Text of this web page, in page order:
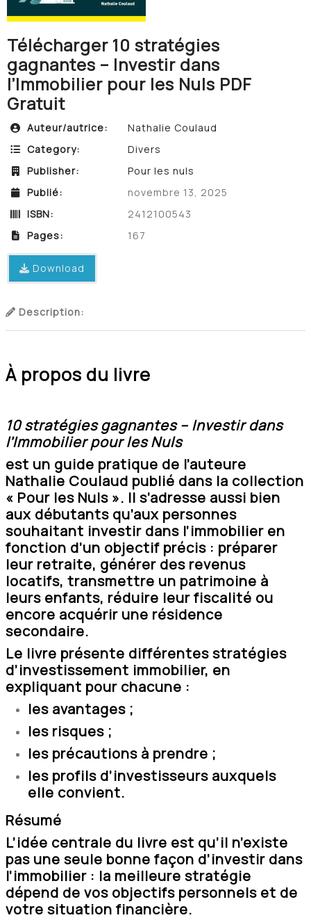
Télécharger 10 stratégies
gagnantes – Investir dans
l’Immobilier pour les Nuls PDF
Gratuit
Auteur/autrice:
Nathalie Coulaud
Category:
Divers
Publisher:
Pour les nuls
Publié:
novembre 13, 2025
ISBN:
2412100543
Pages:
167
Download
Description:
À propos du livre
10 stratégies gagnantes – Investir dans
l’Immobilier pour les Nuls
est un guide pratique de l’auteure
Nathalie Coulaud publié dans la collection
« Pour les Nuls ». Il s’adresse aussi bien
aux débutants qu’aux personnes
souhaitant investir dans l’immobilier en
fonction d’un objectif précis : préparer
leur retraite, générer des revenus
locatifs, transmettre un patrimoine à
leurs enfants, réduire leur fiscalité ou
encore acquérir une résidence
secondaire.
Le livre présente différentes stratégies
d’investissement immobilier, en
expliquant pour chacune :
les avantages ;
les risques ;
les précautions à prendre ;
les profils d’investisseurs auxquels
elle convient.
Résumé
L’idée centrale du livre est qu’il n’existe
pas une seule bonne façon d’investir dans
l’immobilier : la meilleure stratégie
dépend de vos objectifs personnels et de
votre situation financière.